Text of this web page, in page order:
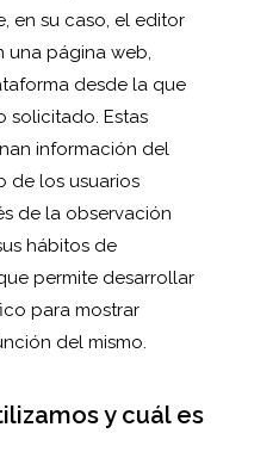
en su caso, el editor
una página web,
desde la que
solicitado. Estas
información del
de los usuarios
de la observación
hábitos de
permite desarrollar
para mostrar
del mismo.
y cuál es